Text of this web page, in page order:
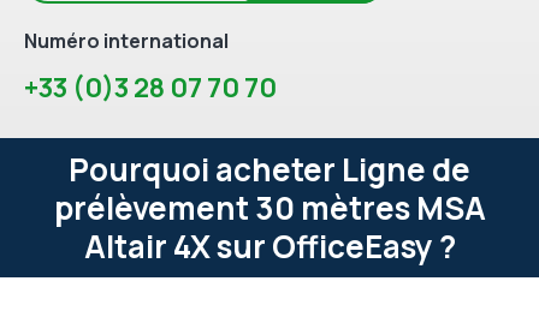
Numéro international
+33 (0)3 28 07 70 70
Pourquoi acheter Ligne de
prélèvement 30 mètres MSA
Altair 4X sur OfficeEasy ?